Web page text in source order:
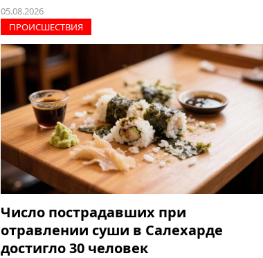
05.08.2026
ПРОИCШЕСТВИЯ
Число пострадавших при
отравлении суши в Салехарде
достигло 30 человек